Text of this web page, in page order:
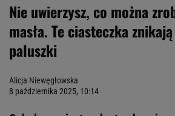
Nie uwierzysz, co można
masła. Te ciasteczka
paluszki
Alicja Niewęgłowska
8 października 2025, 10:14